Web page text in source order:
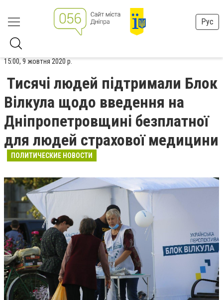
Рус
15:00, 9 жовтня 2020 р.
Тисячі людей підтримали Блок
Вілкула щодо введення на
Дніпропетровщині безплатної
для людей страхової медицини
ПОЛИТИЧЕСКИЕ НОВОСТИ